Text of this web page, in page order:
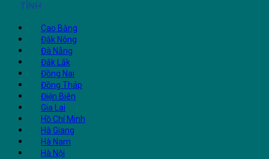
TỈNH
Cao Bằng
Đắk Nông
Đà Nẵng
Đắk Lắk
Đồng Nai
Đồng Tháp
Điện Biên
Gia Lai
Hồ Chí Minh
Hà Giang
Hà Nam
Hà Nội